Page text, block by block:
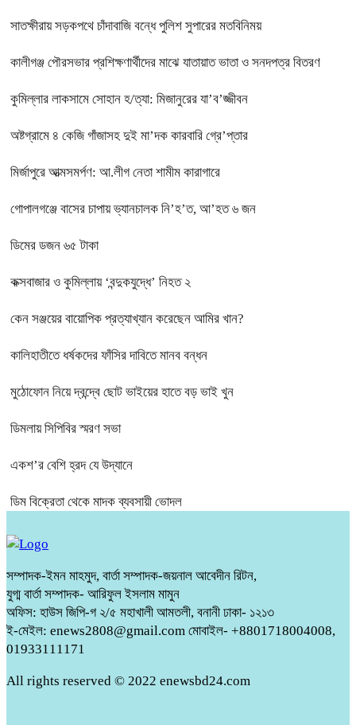
সাতক্ষীরায় সড়কপথে চাঁদাবাজি বন্ধে পুলিশ সুপারের মতবিনিময়
কালীগঞ্জ পৌরসভার প্রশিক্ষণার্থীদের মাঝে যাতায়াত ভাতা ও সনদপত্র বিতরণ
কুমিল্লার লাকসামে সোহান হ/ত্যা: মিজানুরের যা’ব’জ্জীবন
অষ্টগ্রামে ৪ কেজি গাঁজাসহ দুই মা’দক কারবারি গ্রে’প্তার
মির্জাপুরে আত্মসমর্পণ: আ.লীগ নেতা শামীম কারাগারে
গোপালগঞ্জে বাসের চাপায় ভ্যানচালক নি’হ’ত, আ’হত ৬ জন
ডিমের ডজন ৬৫ টাকা
কক্সবাজার ও কুমিল্লায় ‘বন্দুকযুদ্ধে’ নিহত ২
কেন সঞ্জয়ের বায়োপিক প্রত্যাখ্যান করেছেন আমির খান?
কালিহাতীতে ধর্ষকদের ফাঁসির দাবিতে মানব বন্ধন
মুঠোফোন নিয়ে দ্বন্দ্বে ছোট ভাইয়ের হাতে বড় ভাই খুন
ডিমলায় সিপিবির স্মরণ সভা
একশ’র বেশি হ্রদ যে উদ্যানে
ডিম বিক্রেতা থেকে মাদক ব্যবসায়ী ভোদল
সম্পাদক-ইমন মাহমুদ, বার্তা সম্পাদক-জয়নাল আবেদীন রিটন,
যুগ্ম বার্তা সম্পাদক- আরিফুল ইসলাম মামুন
অফিস: হাউস জিপি-গ ২/৫ মহাখালী আমতলী, বনানী ঢাকা- ১২১৩
ই-মেইল: enews2808@gmail.com মোবাইল- +8801718004008,
01933111171
All rights reserved © 2022 enewsbd24.com